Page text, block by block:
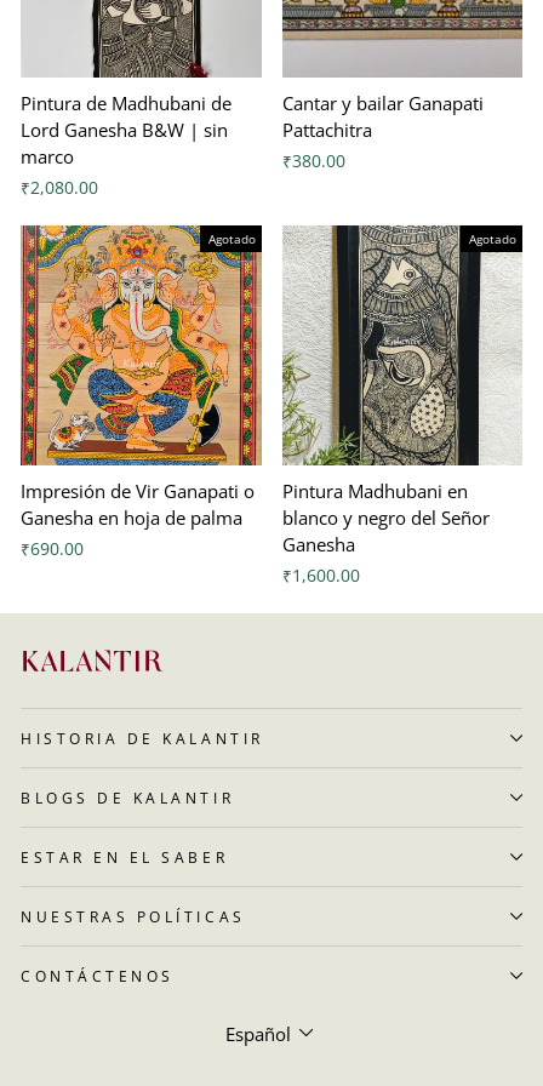
Pintura de Madhubani de
Lord Ganesha B&W | sin
marco
₹2,080.00
Cantar y bailar Ganapati
Pattachitra
₹380.00
Agotado
Impresión de Vir Ganapati o
Ganesha en hoja de palma
₹690.00
Agotado
Pintura Madhubani en
blanco y negro del Señor
Ganesha
₹1,600.00
HISTORIA DE KALANTIR
BLOGS DE KALANTIR
ESTAR EN EL SABER
NUESTRAS POLÍTICAS
CONTÁCTENOS
Idioma
Español